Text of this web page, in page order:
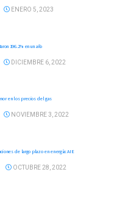
ENERO 5, 2023
196.2% en un año
DICIEMBRE 6, 2022
en los precios del gas
NOVIEMBRE 3, 2022
de largo plazo en energía: AIE
OCTUBRE 28, 2022